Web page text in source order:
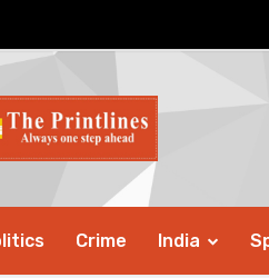
Crime India